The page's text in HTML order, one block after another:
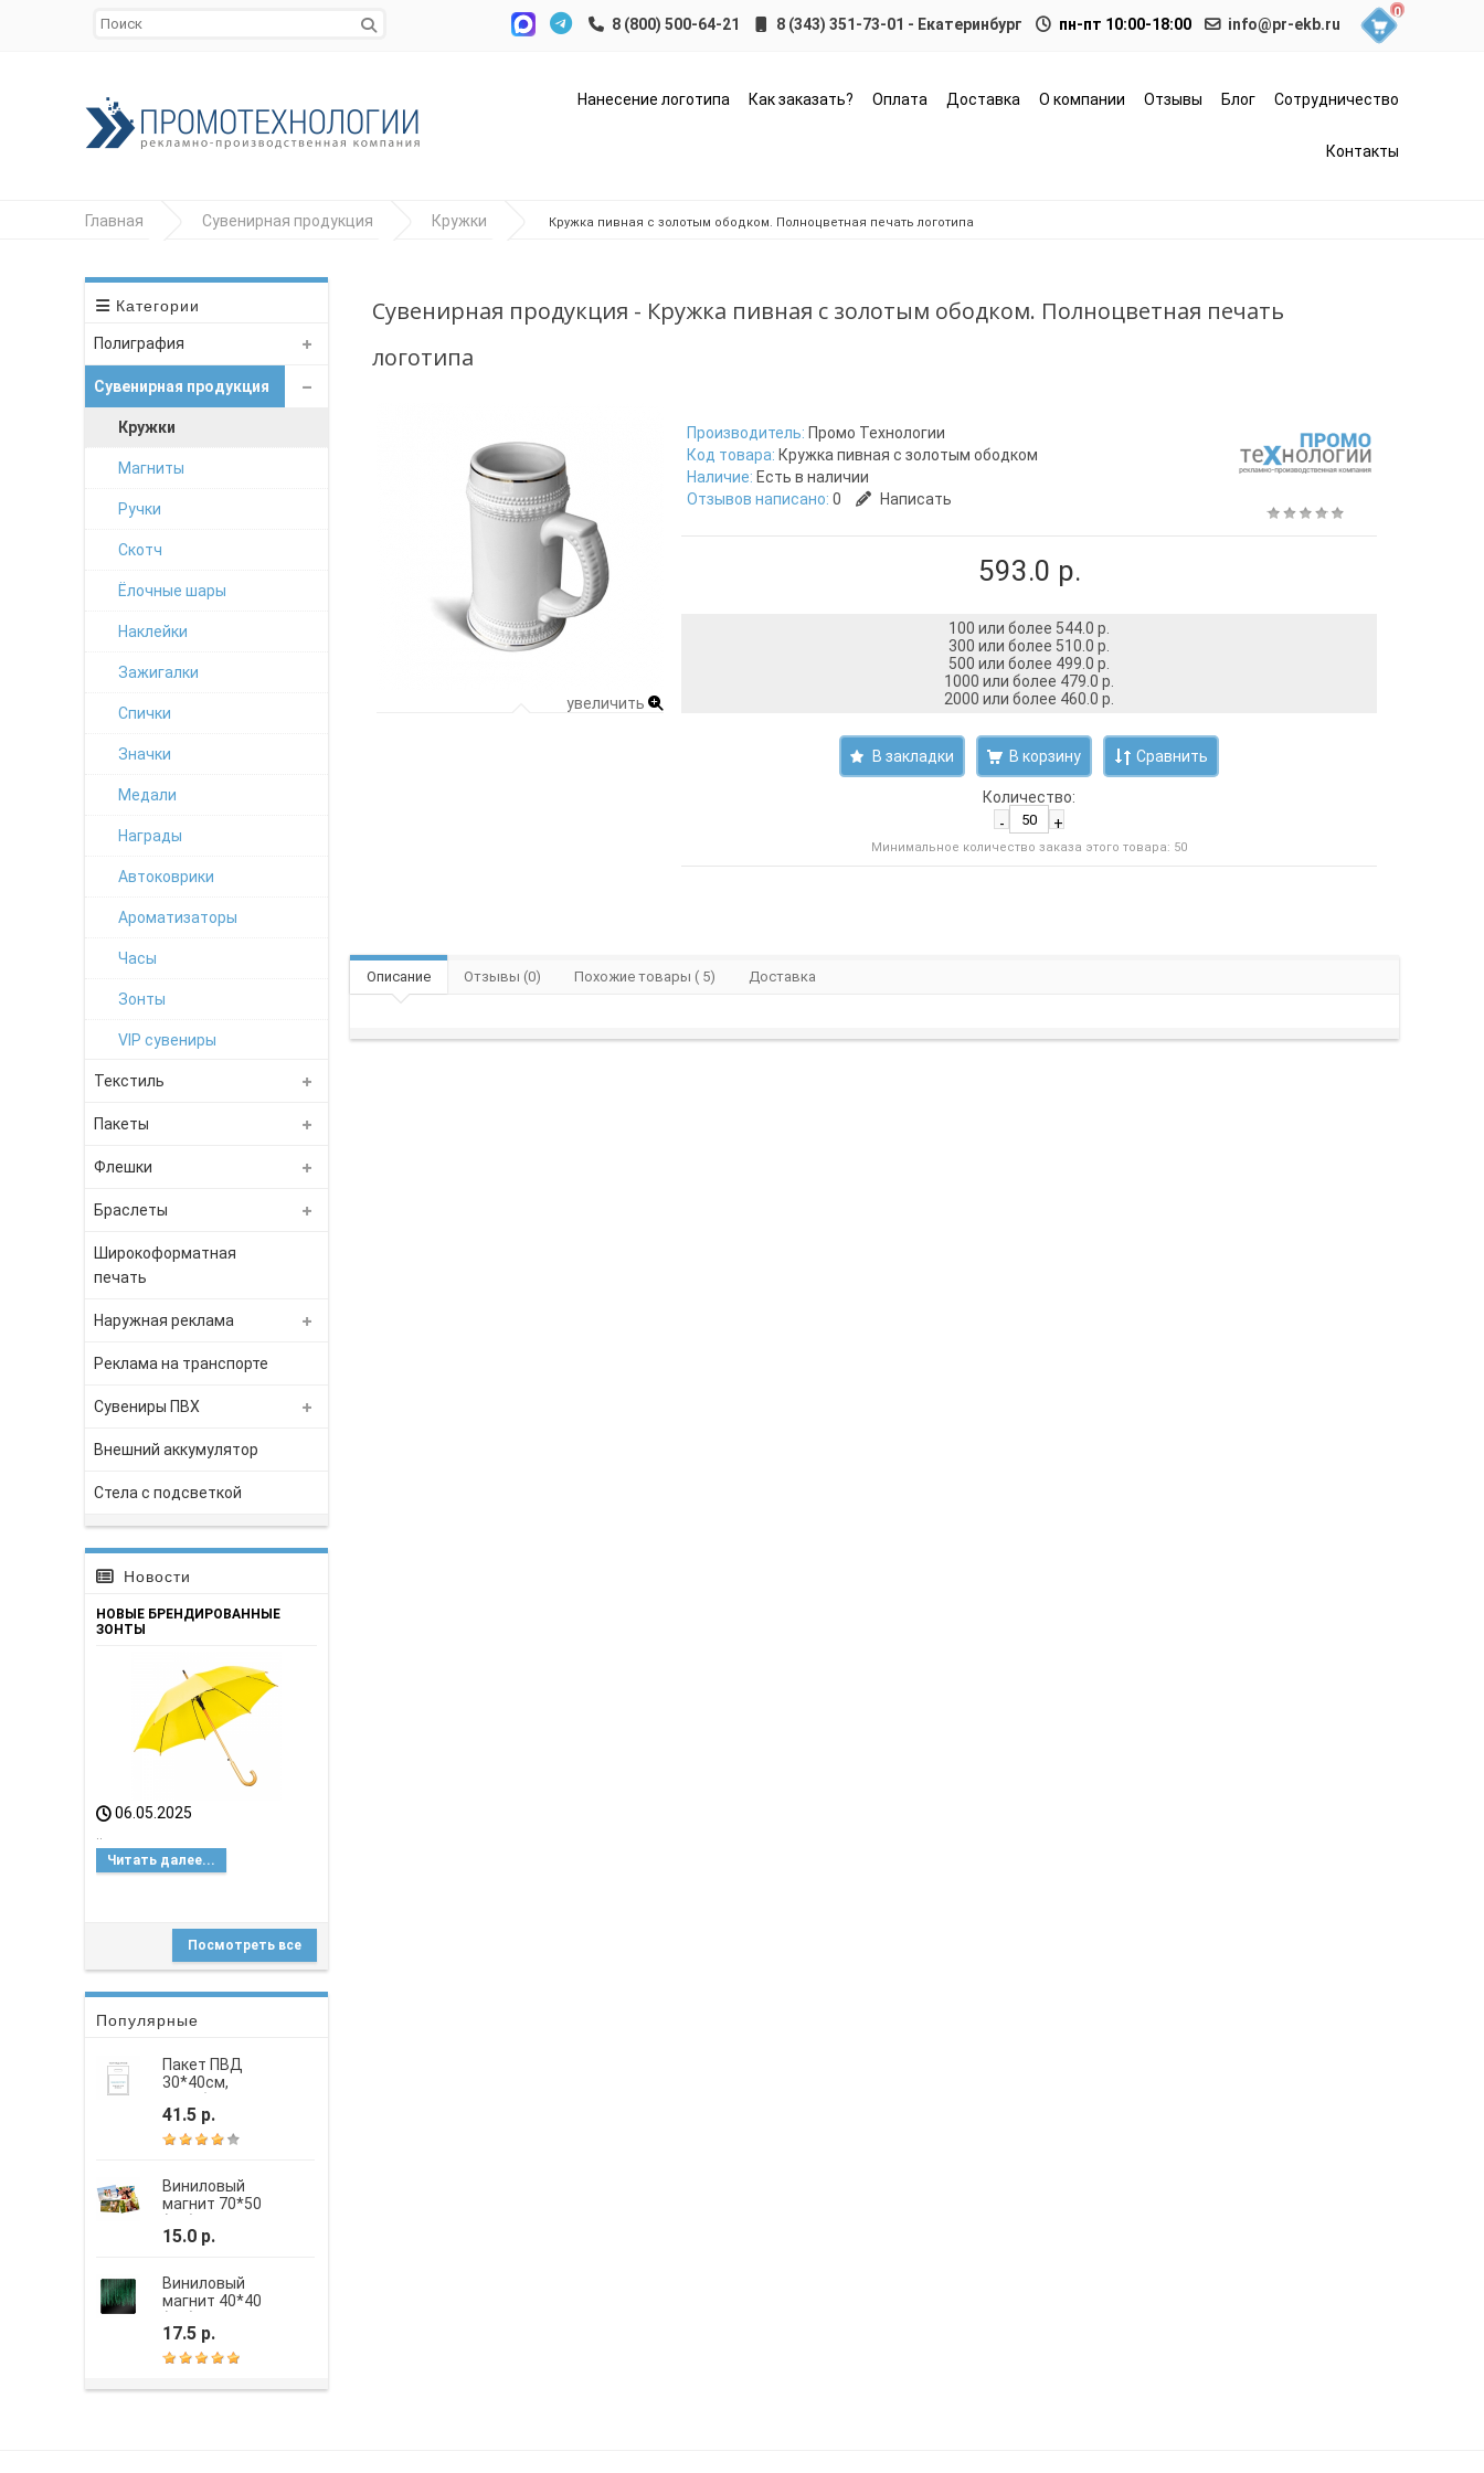
8 (343) 351-73-01 - Екатеринбург пн-пт 10:00-18:00 info@pr-ekb.ru
0
Нанесение логотипа Как заказать? Оплата Доставка О компании Отзывы Блог Сотрудничество
Контакты
Главная Сувенирная продукция Кружки Кружка пивная с золотым ободком. Полноцветная печать логотипа
Категории
Полиграфия
Сувенирная продукция
Кружки
Магниты
Ручки
Скотч
Ёлочные шары
Наклейки
Зажигалки
Спички
Значки
Медали
Награды
Автоковрики
Ароматизаторы
Часы
Зонты
VIP сувениры
Текстиль
Пакеты
Флешки
Браслеты
Широкоформатная
печать
Наружная реклама
Реклама на транспорте
Сувениры ПВХ
Внешний аккумулятор
Стела с подсветкой
Новости
НОВЫЕ БРЕНДИРОВАННЫЕ
ЗОНТЫ
06.05.2025
..
Читать далее...
Посмотреть все
Популярные
Пакет ПВД
30*40см,
усиленная ручка,
шелкография
41.5 р.
Виниловый
магнит 70*50
15.0 р.
Виниловый
магнит 40*40
17.5 р.
Сувенирная продукция - Кружка пивная с золотым ободком. Полноцветная печать
логотипа
увеличить
Производитель: Промо Технологии
Код товара: Кружка пивная с золотым ободком
Наличие: Есть в наличии
Отзывов написано: 0 Написать
593.0 р.
100 или более 544.0 р.
300 или более 510.0 р.
500 или более 499.0 р.
1000 или более 479.0 р.
2000 или более 460.0 р.
В закладки Сравнить
Количество:
-
+
Минимальное количество заказа этого товара: 50
Описание Отзывы (0) Похожие товары ( 5) Доставка